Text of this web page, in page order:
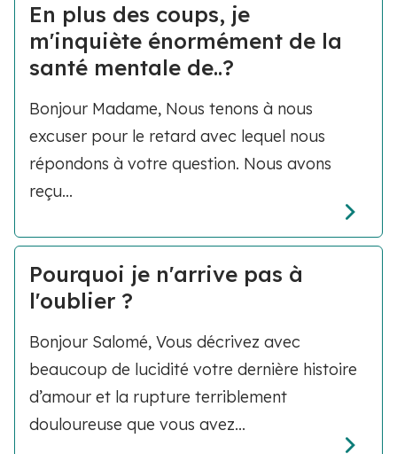
En plus des coups, je
m'inquiète énormément de la
santé mentale de..?
Bonjour Madame, Nous tenons à nous
excuser pour le retard avec lequel nous
répondons à votre question. Nous avons
reçu...
Pourquoi je n'arrive pas à
l'oublier ?
Bonjour Salomé, Vous décrivez avec
beaucoup de lucidité votre dernière histoire
d’amour et la rupture terriblement
douloureuse que vous avez...